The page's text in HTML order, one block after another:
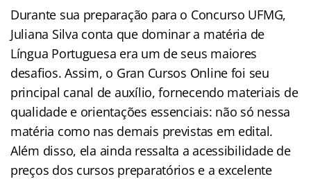
Durante sua preparação para o Concurso UFMG,
Juliana Silva conta que dominar a matéria de
Língua Portuguesa era um de seus maiores
desafios. Assim, o Gran Cursos Online foi seu
principal canal de auxílio, fornecendo materiais de
qualidade e orientações essenciais: não só nessa
matéria como nas demais previstas em edital.
Além disso, ela ainda ressalta a acessibilidade de
preços dos cursos preparatórios e a excelente